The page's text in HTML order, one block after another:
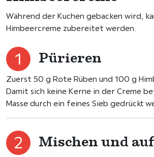
Während der Kuchen gebacken wird,
Himbeercreme zubereitet werden.
Pürieren
Zuerst 50 g Rote Rüben und 100 g
Damit sich keine Kerne in der Creme
Masse durch ein feines Sieb gedrückt
Mischen und